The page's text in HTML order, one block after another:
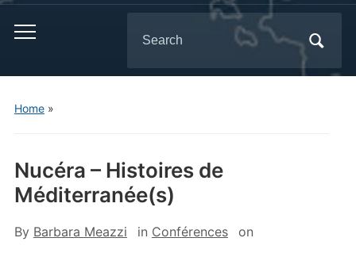
for:
Home»
Nucéra – Histoires de
Méditerranée(s)
By Barbara Meazzi in Conférences on